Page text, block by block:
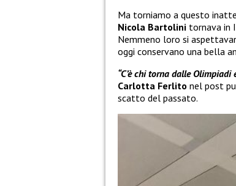
Ma torniamo a questo
Nicola Bartolini tornava in
Nemmeno loro si
oggi conservano una bella
“C’è chi torna dalle Olimpiadi
Carlotta Ferlito nel post
scatto del passato.